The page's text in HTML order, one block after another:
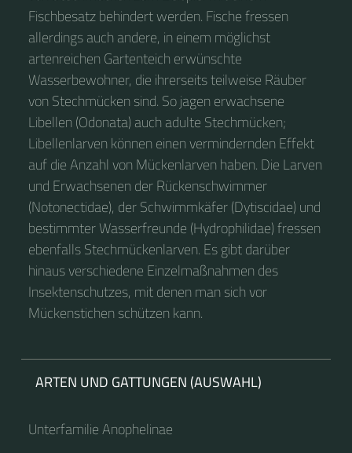
Fischbesatz behindert werden. Fische fressen
allerdings auch andere, in einem möglichst
artenreichen Gartenteich erwünschte
Wasserbewohner, die ihrerseits teilweise Räuber
von Stechmücken sind. So jagen erwachsene
Libellen (Odonata) auch adulte Stechmücken;
Libellenlarven können einen vermindernden Effekt
auf die Anzahl von Mückenlarven haben. Die Larven
und Erwachsenen der Rückenschwimmer
(Notonectidae), der Schwimmkäfer (Dytiscidae) und
bestimmter Wasserfreunde (Hydrophilidae) fressen
ebenfalls Stechmückenlarven. Es gibt darüber
hinaus verschiedene Einzelmaßnahmen des
Insektenschutzes, mit denen man sich vor
Mückenstichen schützen kann.
ARTEN UND GATTUNGEN (AUSWAHL)
Unterfamilie Anophelinae